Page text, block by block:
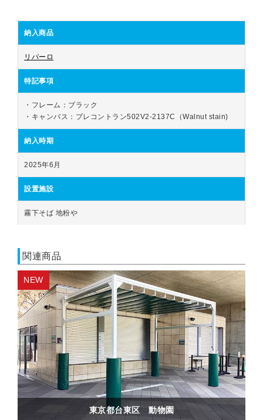
納入商品
リパーロ
特記事項
・フレーム：ブラック
・キャンバス：プレコントラン502V2-2137C（Walnut stain)
納入時期
2025年6月
設置施設
霧下そば 地粉や
関連商品
東京都台東区 動物園